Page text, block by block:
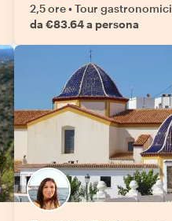
2,5 ore•Tour gastronomici
da €83.64 a persona